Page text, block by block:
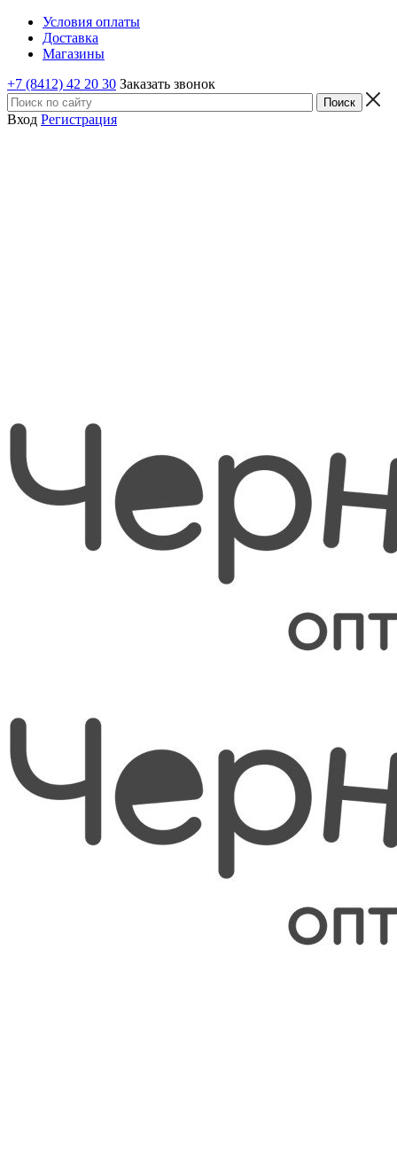
Условия оплаты
Доставка
Магазины
+7 (8412) 42 20 30 Заказать звонок
Вход Регистрация